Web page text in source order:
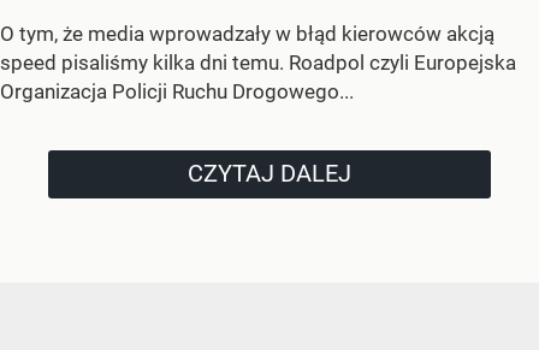
O tym, że media wprowadzały w błąd kierowców akcją
speed pisaliśmy kilka dni temu. Roadpol czyli Europejska
Organizacja Policji Ruchu Drogowego...
CZYTAJ DALEJ